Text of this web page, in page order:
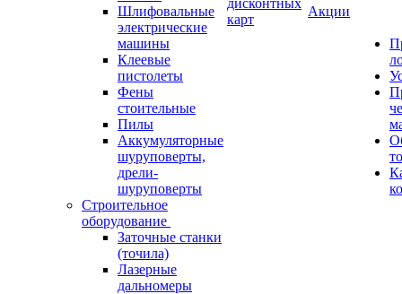
Шлифовальные
электрические
машины
Клеевые
пистолеты
Фены
стоительные
Пилы
Аккумуляторные
шуруповерты,
дрели-
шуруповерты
Строительное
оборудование
Заточные станки
(точила)
Лазерные
дальномеры
дисконтных
карт
Акции